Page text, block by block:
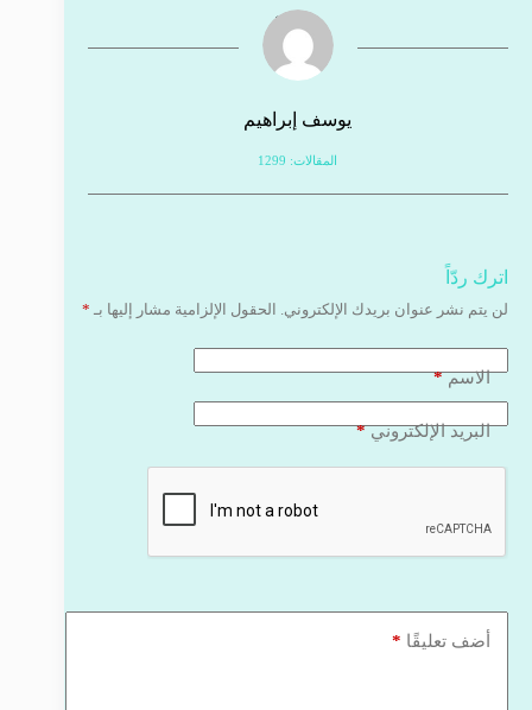
يوسف إبراهيم
المقالات: 1299
اترك ردّاً
لن يتم نشر عنوان بريدك الإلكتروني. الحقول الإلزامية مشار إليها بـ *
الاسم*
البريد الإلكتروني*
أضف تعليقًا *